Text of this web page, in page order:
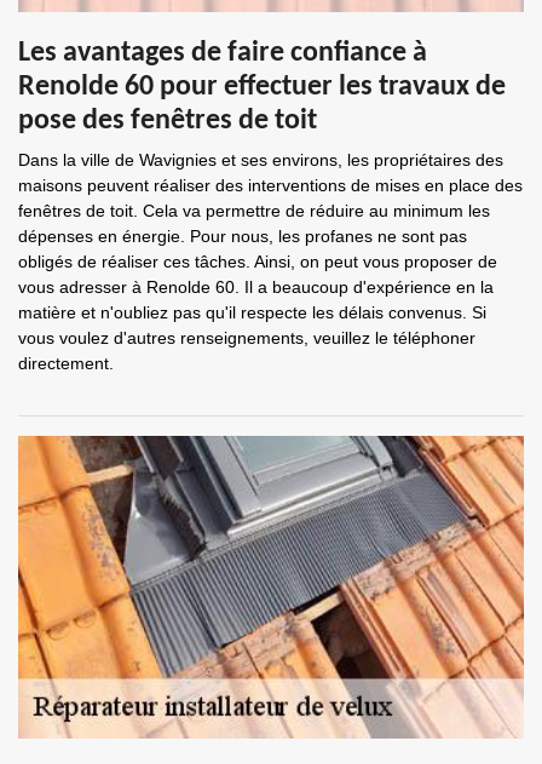
Les avantages de faire confiance à
Renolde 60 pour effectuer les travaux de
pose des fenêtres de toit
Dans la ville de Wavignies et ses environs, les propriétaires des
maisons peuvent réaliser des interventions de mises en place des
fenêtres de toit. Cela va permettre de réduire au minimum les
dépenses en énergie. Pour nous, les profanes ne sont pas
obligés de réaliser ces tâches. Ainsi, on peut vous proposer de
vous adresser à Renolde 60. Il a beaucoup d'expérience en la
matière et n'oubliez pas qu'il respecte les délais convenus. Si
vous voulez d'autres renseignements, veuillez le téléphoner
directement.